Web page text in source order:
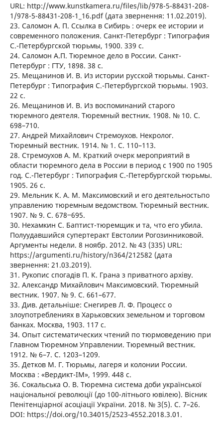
URL: http://www.kunstkamera.ru/files/lib/978-5-88431-208-
1/978-5-88431-208-1_16.pdf (дата звернення: 11.02.2019).
23. Саломон А. П. Ссылка в Сибирь : очерк ее истории и
современного положения. Санкт-Петербург : Типография
С.-Петербургской тюрьмы, 1900. 339 с.
24. Саломон А.П. Тюремное дело в России. Санкт-
Петербург : ГТУ, 1898. 38 с.
25. Мещанинов И. В. Из истории русской тюрьмы. Санкт-
Петербург : Типография С.-Петербургской тюрьмы. 1903.
22 с.
26. Мещанинов И. В. Из воспоминаний старого
тюремного деятеля. Тюремный вестник. 1908. № 10. С.
698–710.
27. Андрей Михайлович Стремоухов. Некролог.
Тюремный вестник. 1914. № 1. С. 110–113.
28. Стремоухов А. М. Краткий очерк мероприятий в
области тюремного дела в России в период с 1900 по 1905
год. С.-Петербург : Типография С.-Петербургской тюрьмы.
1905. 26 с.
29. Мельник К. А. М. Максимовский и его деятельностьпо
управлению тюремным ведомством. Тюремный вестник.
1907. № 9. С. 678‒695.
30. Нехамкин С. Баптист-тюремщик и та, что его убила.
Полуудавшийся супертеракт Евстолии Рогозинниковой.
Аргументы недели. 8 ноябр. 2012. № 43 (335) URL:
https://argumenti.ru/history/n364/212582 (дата
звернення: 21.03.2019).
31. Рукопис спогадів П. К. Грана з приватного архіву.
32. Александр Михайлович Максимовский. Тюремный
вестник. 1907. № 9. С. 661–677.
33. Див. детальніше: Снегирев Л. Ф. Процесс о
злоупотреблениях в Харьковских земельном и торговом
банках. Москва, 1903. 117 с.
34. Опыт систематических чтений по тюрмоведению при
Главном Тюремном Управлении. Тюремный вестник.
1912. № 6–7. С. 1203–1209.
35. Детков М. Г. Тюрьмы, лагеря и колонии России.
Москва : «Вердикт-IM», 1999. 448 с.
36. Сокальська О. В. Тюремна система доби української
національної революції (до 100-літнього ювілею). Вісник
Пенітенціарної асоціації України. 2018. № 3(5). С. 7–26.
DOI: https://doi.org/10.34015/2523-4552.2018.3.01.